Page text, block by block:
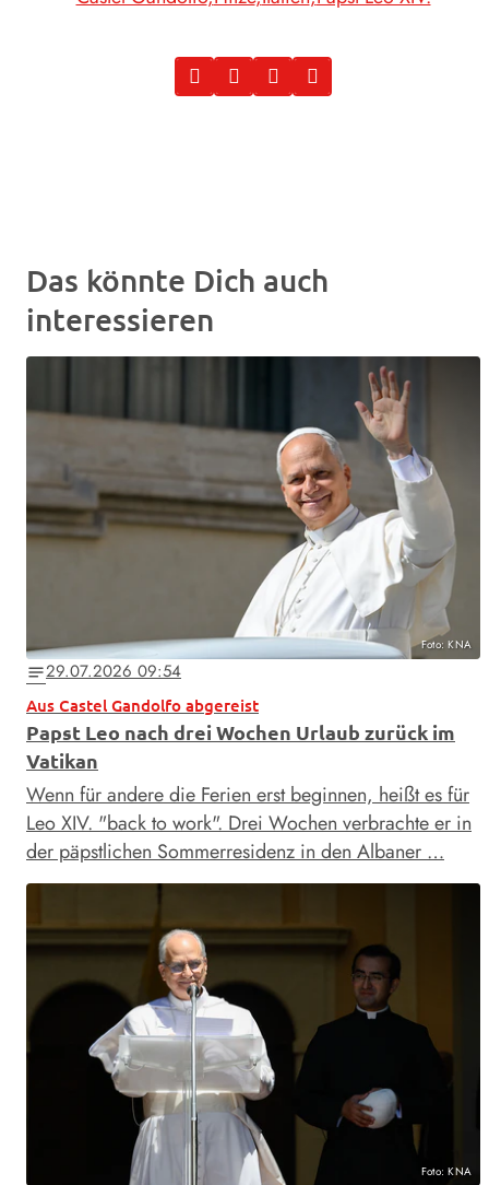
Das könnte Dich auch
interessieren
Foto: KNA
notes29.07.2026 09:54
Aus Castel Gandolfo abgereist
Papst Leo nach drei Wochen Urlaub zurück im
Vatikan
Wenn für andere die Ferien erst beginnen, heißt es für
Leo XIV. "back to work". Drei Wochen verbrachte er in
der päpstlichen Sommerresidenz in den Albaner …
Foto: KNA